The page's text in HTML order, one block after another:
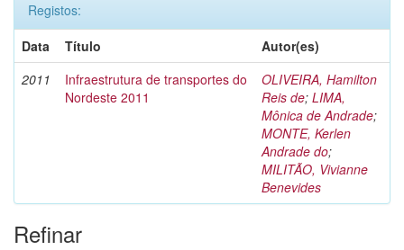
Registos:
Data
Título
Autor(es)
2011
Infraestrutura de transportes do
Nordeste 2011
OLIVEIRA, Hamilton
Reis de; LIMA,
Mônica de Andrade;
MONTE, Kerlen
Andrade do;
MILITÃO, Vivianne
Benevides
Refinar